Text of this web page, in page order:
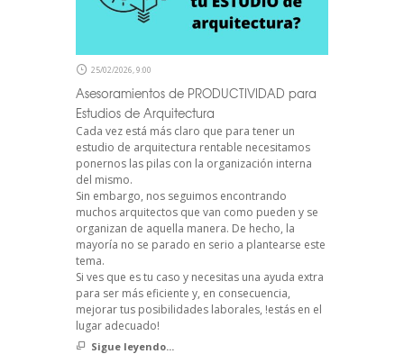
25/02/2026, 9:00
Asesoramientos de PRODUCTIVIDAD para
Estudios de Arquitectura
Cada vez está más claro que para tener un
estudio de arquitectura rentable necesitamos
ponernos las pilas con la organización interna
del mismo.
Sin embargo, nos seguimos encontrando
muchos arquitectos que van como pueden y se
organizan de aquella manera. De hecho, la
mayoría no se parado en serio a plantearse este
tema.
Si ves que es tu caso y necesitas una ayuda extra
para ser más eficiente y, en consecuencia,
mejorar tus posibilidades laborales, !estás en el
lugar adecuado!
Sigue leyendo...